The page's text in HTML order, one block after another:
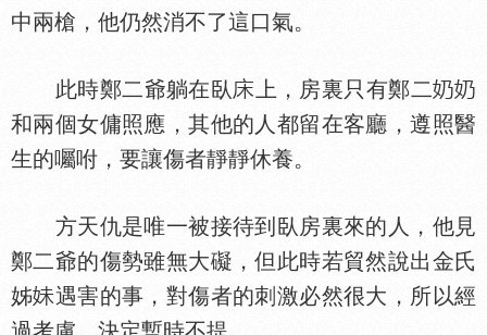
中兩槍，他仍然消不了這口氣。
此時鄭二爺躺在臥
上，房裏只有鄭二
和兩個女傭照應，其他的人都留在客廳，遵照醫
生的囑咐，要讓傷者靜靜休養。
方天仇是唯一被接待到臥房裏來的人，他見
鄭二爺的傷勢雖無大礙，但此時若貿然說出金氏
姊
遇害的事，對傷者的刺激必然很大，所以經